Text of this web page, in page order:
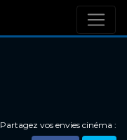
Partagez vos envies cinéma :